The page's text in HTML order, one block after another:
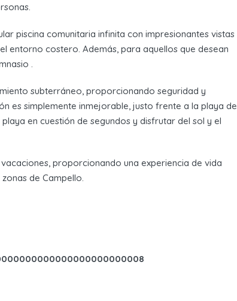
piscina comunitaria infinita con impresionantes vistas
entorno costero. Además, para aquellos que desean
.
subterráneo, proporcionando seguridad y
es simplemente inmejorable, justo frente a la playa de
en cuestión de segundos y disfrutar del sol y el
proporcionando una experiencia de vida
de Campello.